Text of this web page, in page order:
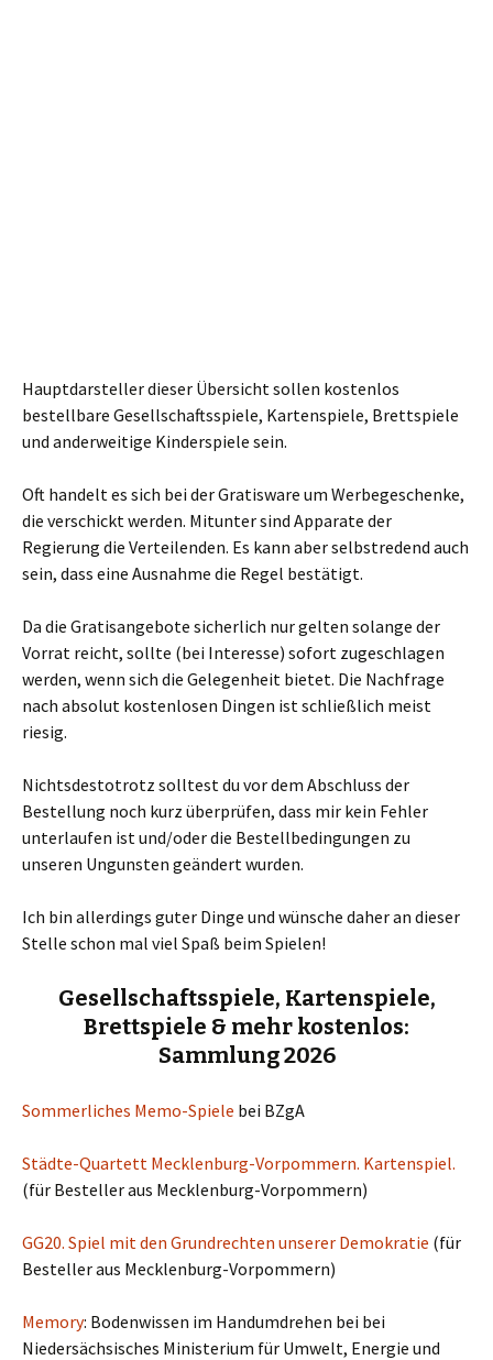
Hauptdarsteller dieser Übersicht sollen kostenlos
bestellbare Gesellschaftsspiele, Kartenspiele, Brettspiele
und anderweitige Kinderspiele sein.
Oft handelt es sich bei der Gratisware um Werbegeschenke,
die verschickt werden. Mitunter sind Apparate der
Regierung die Verteilenden. Es kann aber selbstredend auch
sein, dass eine Ausnahme die Regel bestätigt.
Da die Gratisangebote sicherlich nur gelten solange der
Vorrat reicht, sollte (bei Interesse) sofort zugeschlagen
werden, wenn sich die Gelegenheit bietet. Die Nachfrage
nach absolut kostenlosen Dingen ist schließlich meist
riesig.
Nichtsdestotrotz solltest du vor dem Abschluss der
Bestellung noch kurz überprüfen, dass mir kein Fehler
unterlaufen ist und/oder die Bestellbedingungen zu
unseren Ungunsten geändert wurden.
Ich bin allerdings guter Dinge und wünsche daher an dieser
Stelle schon mal viel Spaß beim Spielen!
Gesellschaftsspiele, Kartenspiele,
Brettspiele & mehr kostenlos:
Sammlung 2026
Sommerliches Memo-Spiele bei BZgA
Städte-Quartett Mecklenburg-Vorpommern. Kartenspiel.
(für Besteller aus Mecklenburg-Vorpommern)
GG20. Spiel mit den Grundrechten unserer Demokratie (für
Besteller aus Mecklenburg-Vorpommern)
Memory: Bodenwissen im Handumdrehen bei bei
Niedersächsisches Ministerium für Umwelt, Energie und